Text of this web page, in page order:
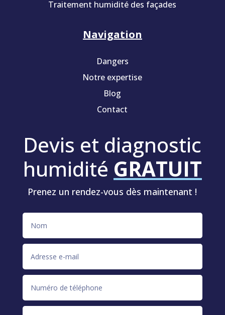
Traitement humidité des façades
Navigation
Dangers
Notre expertise
Blog
Contact
Devis et diagnostic
humidité GRATUIT
Prenez un rendez-vous dès maintenant !